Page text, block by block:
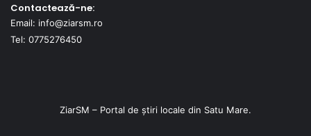
Contactează-ne:
Email: info@ziarsm.ro
Tel: 0775276450
ZiarSM – Portal de știri locale din Satu Mare.